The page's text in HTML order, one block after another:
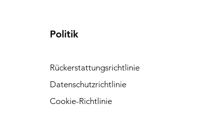
Politik
Rückerstattungsrichtlinie
Datenschutzrichtlinie
Cookie-Richtlinie